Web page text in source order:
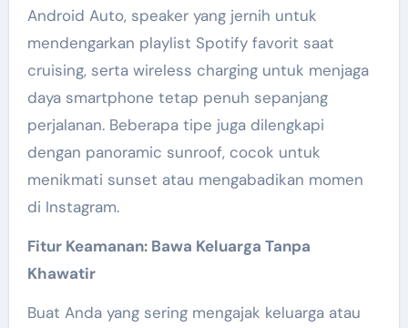
Android Auto, speaker yang jernih untuk
mendengarkan playlist Spotify favorit saat
cruising, serta wireless charging untuk menjaga
daya smartphone tetap penuh sepanjang
perjalanan. Beberapa tipe juga dilengkapi
dengan panoramic sunroof, cocok untuk
menikmati sunset atau mengabadikan momen
di Instagram.
Fitur Keamanan: Bawa Keluarga Tanpa
Khawatir
Buat Anda yang sering mengajak keluarga atau